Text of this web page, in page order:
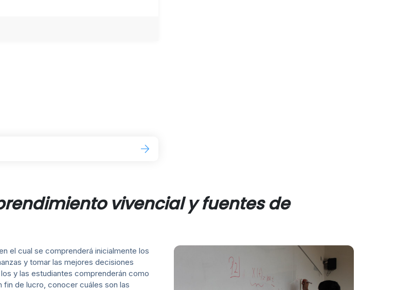
vivencial y fuentes de
el cual se comprenderá inicialmente los
y tomar las mejores decisiones
y las estudiantes comprenderán como
de lucro, conocer cuáles son las